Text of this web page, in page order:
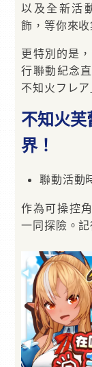
以及全新活
飾，等你來收
更特別的是
行聯動紀念
不知火フレア
不知火芙
界！
聯動活動
作為可操控
一同探險。